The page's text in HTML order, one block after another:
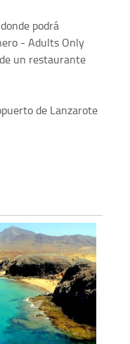
podrá
- Adults Only
un restaurante
de Lanzarote